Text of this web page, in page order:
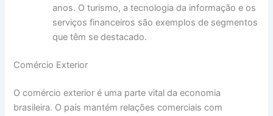
anos. O turismo, a tecnologia da informação e os
serviços financeiros são exemplos de segmentos
que têm se destacado.
Comércio Exterior
O comércio exterior é uma parte vital da economia
brasileira. O país mantém relações comerciais com